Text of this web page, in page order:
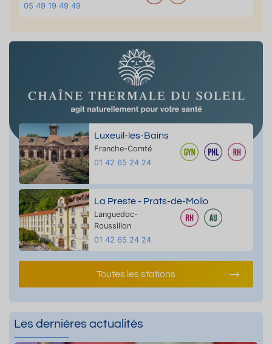
05 49 19 49 49
Luxeuil-les-Bains
Franche-Comté
01 42 65 24 24
La Preste - Prats-de-Mollo
Languedoc-
Roussillon
01 42 65 24 24
Toutes les stations
Les dernières actualités